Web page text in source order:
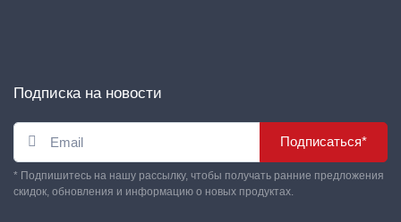
Подписка на новости
Подписаться*
* Подпишитесь на нашу рассылку, чтобы получать ранние предложения
скидок, обновления и информацию о новых продуктах.